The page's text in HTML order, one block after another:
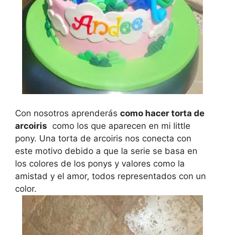
Con nosotros aprenderás como hacer torta de
arcoiris como los que aparecen en mi little
pony. Una torta de arcoiris nos conecta con
este motivo debido a que la serie se basa en
los colores de los ponys y valores como la
amistad y el amor, todos representados con un
color.